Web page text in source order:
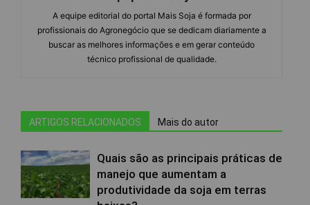
A equipe editorial do portal Mais Soja é formada por
profissionais do Agronegócio que se dedicam diariamente a
buscar as melhores informações e em gerar conteúdo
técnico profissional de qualidade.
ARTIGOS RELACIONADOS Mais do autor
Quais são as principais práticas de
manejo que aumentam a
produtividade da soja em terras